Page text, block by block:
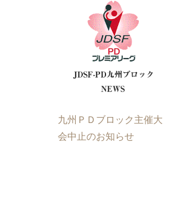
九州ＰＤブロック主催大
会中止のお知らせ